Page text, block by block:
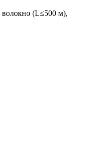
(L≤500 м),